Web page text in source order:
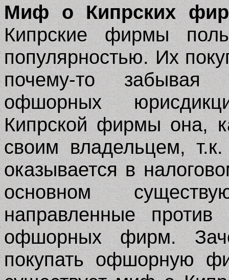
Миф о Кипрских
Кипрские фирмы
популярностью. Их
почему-то забывая
офшорных
Кипрской фирмы она,
своим владельцем,
оказывается в
основном
направленные против
офшорных фирм.
покупать офшорную